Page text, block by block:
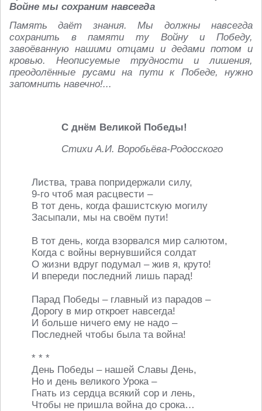
Войне мы сохраним навсегда
Память даёт знания. Мы должны навсегда
сохранить в памяти ту Войну и Победу,
завоёванную нашими отцами и дедами потом и
кровью. Неописуемые трудности и лишения,
преодолённые русами на пути к Победе, нужно
запомнить навечно!...
С днём Великой Победы!
Стихи А.И. Воробьёва-Родосского
Листва, трава попридержали силу,
9-го чтоб мая расцвести –
В тот день, когда фашистскую могилу
Засыпали, мы на своём пути!
В тот день, когда взорвался мир салютом,
Когда с войны вернувшийся солдат
О жизни вдруг подумал – жив я, круто!
И впереди последний лишь парад!
Парад Победы – главный из парадов –
Дорогу в мир откроет навсегда!
И больше ничего ему не надо –
Последней чтобы была та война!
* * *
День Победы – нашей Славы День,
Но и день великого Урока –
Гнать из сердца всякий сор и лень,
Чтобы не пришла война до срока…